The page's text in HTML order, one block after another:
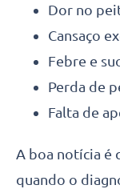
Dor no
Cansaço
Febre e
Perda de
Falta de
A boa notícia é
quando o